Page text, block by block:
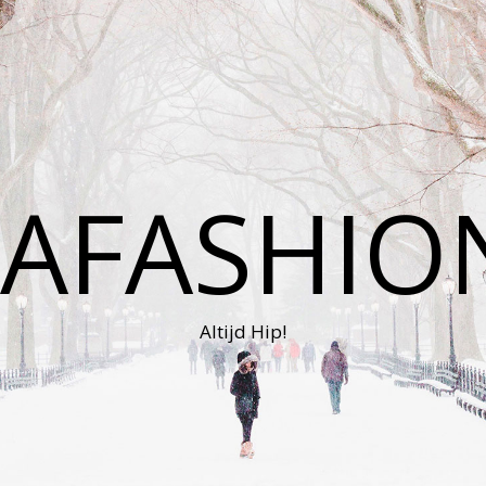
Altijd Hip!